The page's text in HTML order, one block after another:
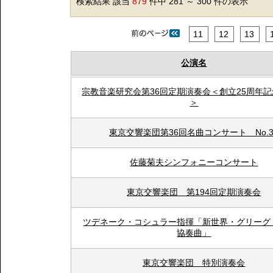
11 12 13
公演名
宗教音楽研究会第36回定期演奏会＜創立25周年
＞
東京交響楽団第36回名曲コンサート
佐藤菊夫シンフォニーコンサート
東京交響楽団 第194回定期演奏会
ツデネーク・コシュラー指揮「新世界・グリー
協奏曲」
東京交響楽団 特別演奏会